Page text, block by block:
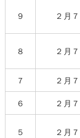
９ ２月
８ ２月
７
２月
６
２月
５ ２月